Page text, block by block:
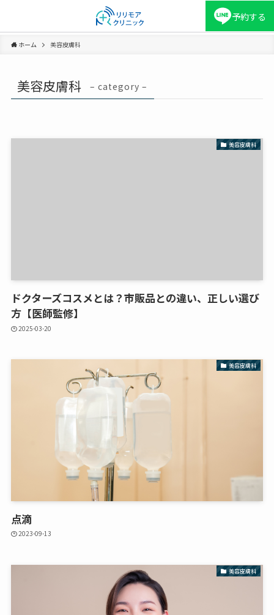
予約する
ホーム 美容皮膚科
美容皮膚科 – category –
美容皮膚科
ドクターズコスメとは？市販品との違い、正しい選び
方【医師監修】
2025-03-20
美容皮膚科
点滴
2023-09-13
美容皮膚科